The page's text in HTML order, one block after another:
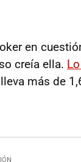
en
creía ella.
más de